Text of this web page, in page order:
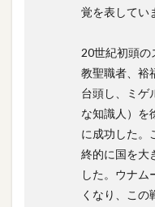
覚を表してい
20世紀初頭の
教聖職者、裕
台頭し、ミゲ
な知識人）を
に成功した。
終的に国を大
した。ウナム
くなり、この